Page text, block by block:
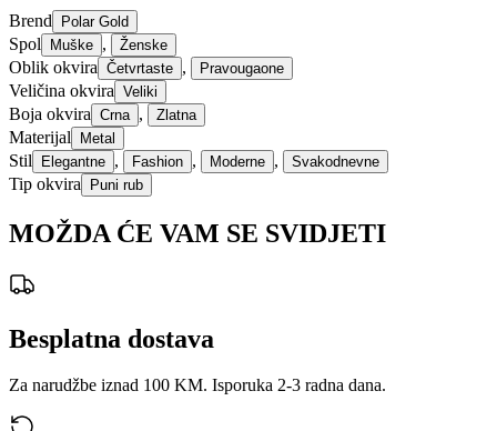
Brend Polar Gold
Spol Muške , Ženske
Oblik okvira Četvrtaste , Pravougaone
Veličina okvira Veliki
Boja okvira Crna , Zlatna
Materijal Metal
Stil Elegantne , Fashion , Moderne , Svakodnevne
Tip okvira Puni rub
MOŽDA ĆE VAM SE SVIDJETI
Besplatna dostava
Za narudžbe iznad 100 KM. Isporuka 2-3 radna dana.